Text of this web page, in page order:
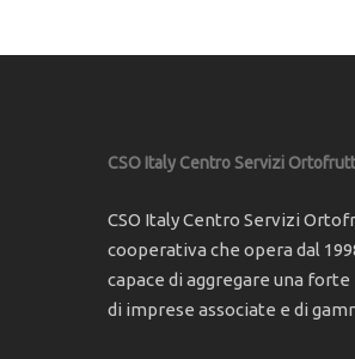
CSO Italy Centro Servizi
CSO Italy Centro Servizi
cooperativa che opera dal
capace di aggregare una
di imprese associate e di